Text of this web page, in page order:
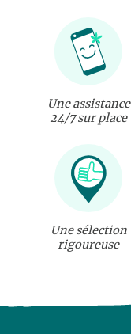
Une assistance
24/7 sur place
Une sélection
rigoureuse